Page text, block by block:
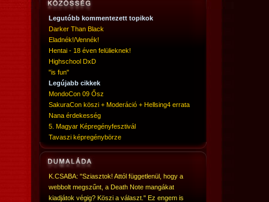
Legutóbb kommentezett topikok
Darker Than Black
Eladnék!/Vennék!
Hentai - 18 éven felülieknek!
Highschool DxD
"is fun"
Legújabb cikkek
MondoCon 09 Ősz
SakuraCon köszi + Moderáció + Hellsing4 errata
Nana érdekesség
5. Magyar Képregényfesztivál
Tavaszi képregénybörze
K.CSABA: "Sziasztok! Attól függetlenül, hogy a
webbolt megszűnt, a Death Note mangákat
kiadjátok végig? Köszi a választ." Ez engem is